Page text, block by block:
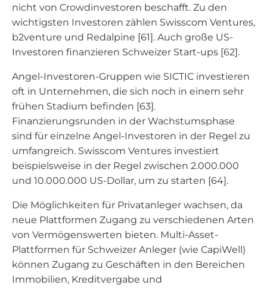
nicht von Crowdinvestoren beschafft. Zu den
wichtigsten Investoren zählen Swisscom Ventures,
b2venture und Redalpine [61]. Auch große US-
Investoren finanzieren Schweizer Start-ups [62].
Angel-Investoren-Gruppen wie SICTIC investieren
oft in Unternehmen, die sich noch in einem sehr
frühen Stadium befinden [63].
Finanzierungsrunden in der Wachstumsphase
sind für einzelne Angel-Investoren in der Regel zu
umfangreich. Swisscom Ventures investiert
beispielsweise in der Regel zwischen 2.000.000
und 10.000.000 US-Dollar, um zu starten [64].
Die Möglichkeiten für Privatanleger wachsen, da
neue Plattformen Zugang zu verschiedenen Arten
von Vermögenswerten bieten. Multi-Asset-
Plattformen für Schweizer Anleger (wie CapiWell)
können Zugang zu Geschäften in den Bereichen
Immobilien, Kreditvergabe und